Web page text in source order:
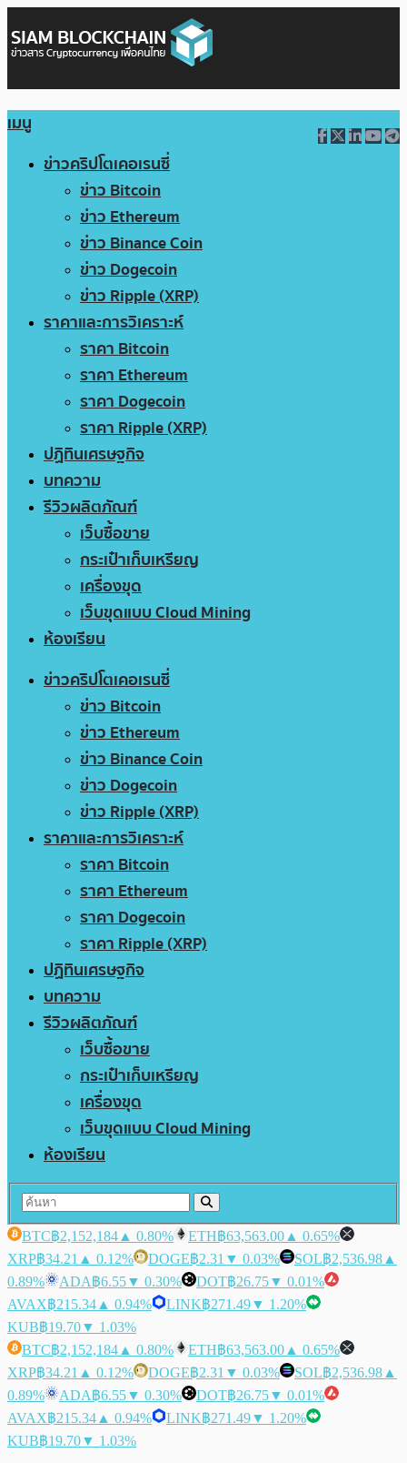
เมนู
ข่าวคริปโตเคอเรนซี่
ข่าว Bitcoin
ข่าว Ethereum
ข่าว Binance Coin
ข่าว Dogecoin
ข่าว Ripple (XRP)
ราคาและการวิเคราะห์
ราคา Bitcoin
ราคา Ethereum
ราคา Dogecoin
ราคา Ripple (XRP)
ปฏิทินเศรษฐกิจ
บทความ
รีวิวผลิตภัณฑ์
เว็บซื้อขาย
กระเป๋าเก็บเหรียญ
เครื่องขุด
เว็บขุดแบบ Cloud Mining
ห้องเรียน
ข่าวคริปโตเคอเรนซี่
ข่าว Bitcoin
ข่าว Ethereum
ข่าว Binance Coin
ข่าว Dogecoin
ข่าว Ripple (XRP)
ราคาและการวิเคราะห์
ราคา Bitcoin
ราคา Ethereum
ราคา Dogecoin
ราคา Ripple (XRP)
ปฏิทินเศรษฐกิจ
บทความ
รีวิวผลิตภัณฑ์
เว็บซื้อขาย
กระเป๋าเก็บเหรียญ
เครื่องขุด
เว็บขุดแบบ Cloud Mining
ห้องเรียน
BTC฿2,152,184 ▲ 0.80% ETH฿63,563.00 ▲ 0.65%
XRP฿34.21 ▲ 0.12% DOGE฿2.31 ▼ 0.03% SOL฿2,536.98 ▲
0.89%
ADA฿6.55▼ 0.30% DOT฿26.75▼ 0.01%
AVAX฿215.34 ▲ 0.94% LINK฿271.49▼ 1.20%
KUB฿19.70▼ 1.03%
BTC฿2,152,184 ▲ 0.80% ETH฿63,563.00 ▲ 0.65%
XRP฿34.21 ▲ 0.12% DOGE฿2.31 ▼ 0.03% SOL฿2,536.98 ▲
0.89%
ADA฿6.55▼ 0.30% DOT฿26.75▼ 0.01%
AVAX฿215.34 ▲ 0.94% LINK฿271.49▼ 1.20%
KUB฿19.70▼ 1.03%